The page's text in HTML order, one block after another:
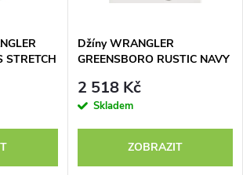
STRETCH
Džíny WRANGLER
GREENSBORO RUSTIC NAVY
2 518 Kč
Skladem
ZOBRAZIT